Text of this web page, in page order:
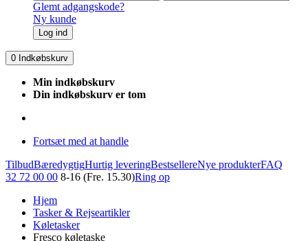
Glemt adgangskode?
Ny kunde
Log ind
0 Indkøbskurv
Min indkøbskurv
Din indkøbskurv er tom
Fortsæt med at handle
TilbudBæredygtigHurtig leveringBestsellereNye produkterFAQ
32 72 00 00 8-16 (Fre. 15.30)Ring op
Hjem
Tasker & Rejseartikler
Køletasker
Fresco køletaske